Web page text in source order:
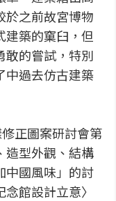
於之前故宮博物
建築的窠臼，但
敢的嘗試，特別
中過去仿古建築
正圖案研討會第
造型外觀、結構
中國風味」的討
館設計立意〉